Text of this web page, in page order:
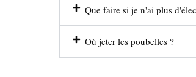
Que faire si je n'ai plus
Où jeter les poubelles ?